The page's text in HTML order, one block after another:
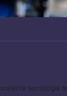
tecnología